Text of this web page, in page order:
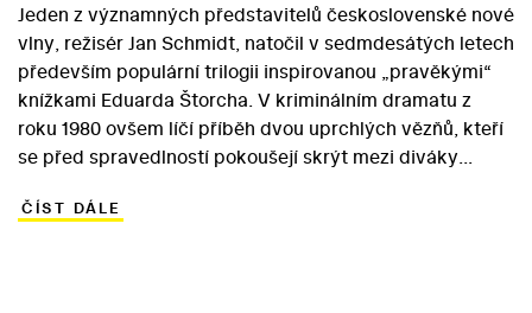
Jeden z významných představitelů československé nové
vlny, režisér Jan Schmidt, natočil v sedmdesátých letech
především populární trilogii inspirovanou „pravěkými“
knížkami Eduarda Štorcha. V kriminálním dramatu z
roku 1980 ovšem líčí příběh dvou uprchlých vězňů, kteří
se před spravedlností pokoušejí skrýt mezi diváky
hodlají ilegálně překročit, se zločinci neštítí spáchat
ČÍST DÁLE